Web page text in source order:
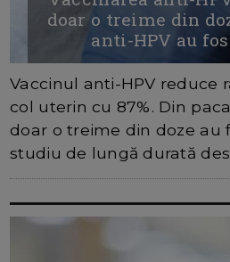
doar o treime din
anti-HPV au
Vaccinul anti-HPV reduce
col uterin cu 87%. Din
doar o treime din doze au
studiu de lungă durată